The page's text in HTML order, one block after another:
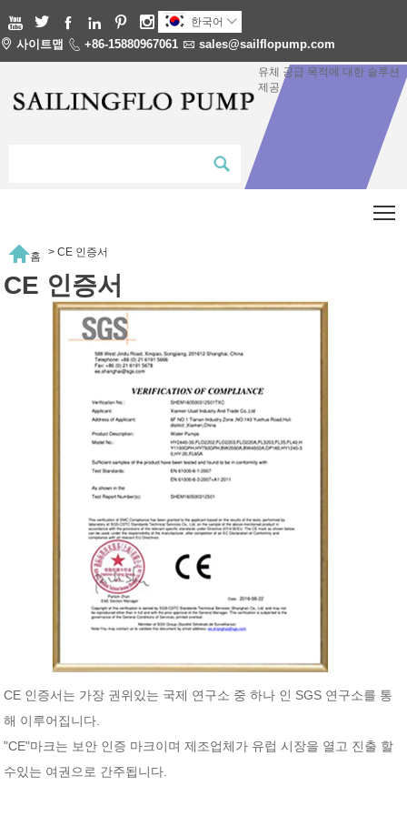
      한국어 
 사이트맵  +86-15880967061  sales@sailflopump.com
유체 공급 목적에 대한 솔루션
제공
홈 >CE 인증서
CE 인증서
CE 인증서는 가장 권위있는 국제 연구소 중 하나 인 SGS 연구소를 통
해 이루어집니다.
"CE"마크는 보안 인증 마크이며 제조업체가 유럽 시장을 열고 진출 할
수있는 여권으로 간주됩니다.